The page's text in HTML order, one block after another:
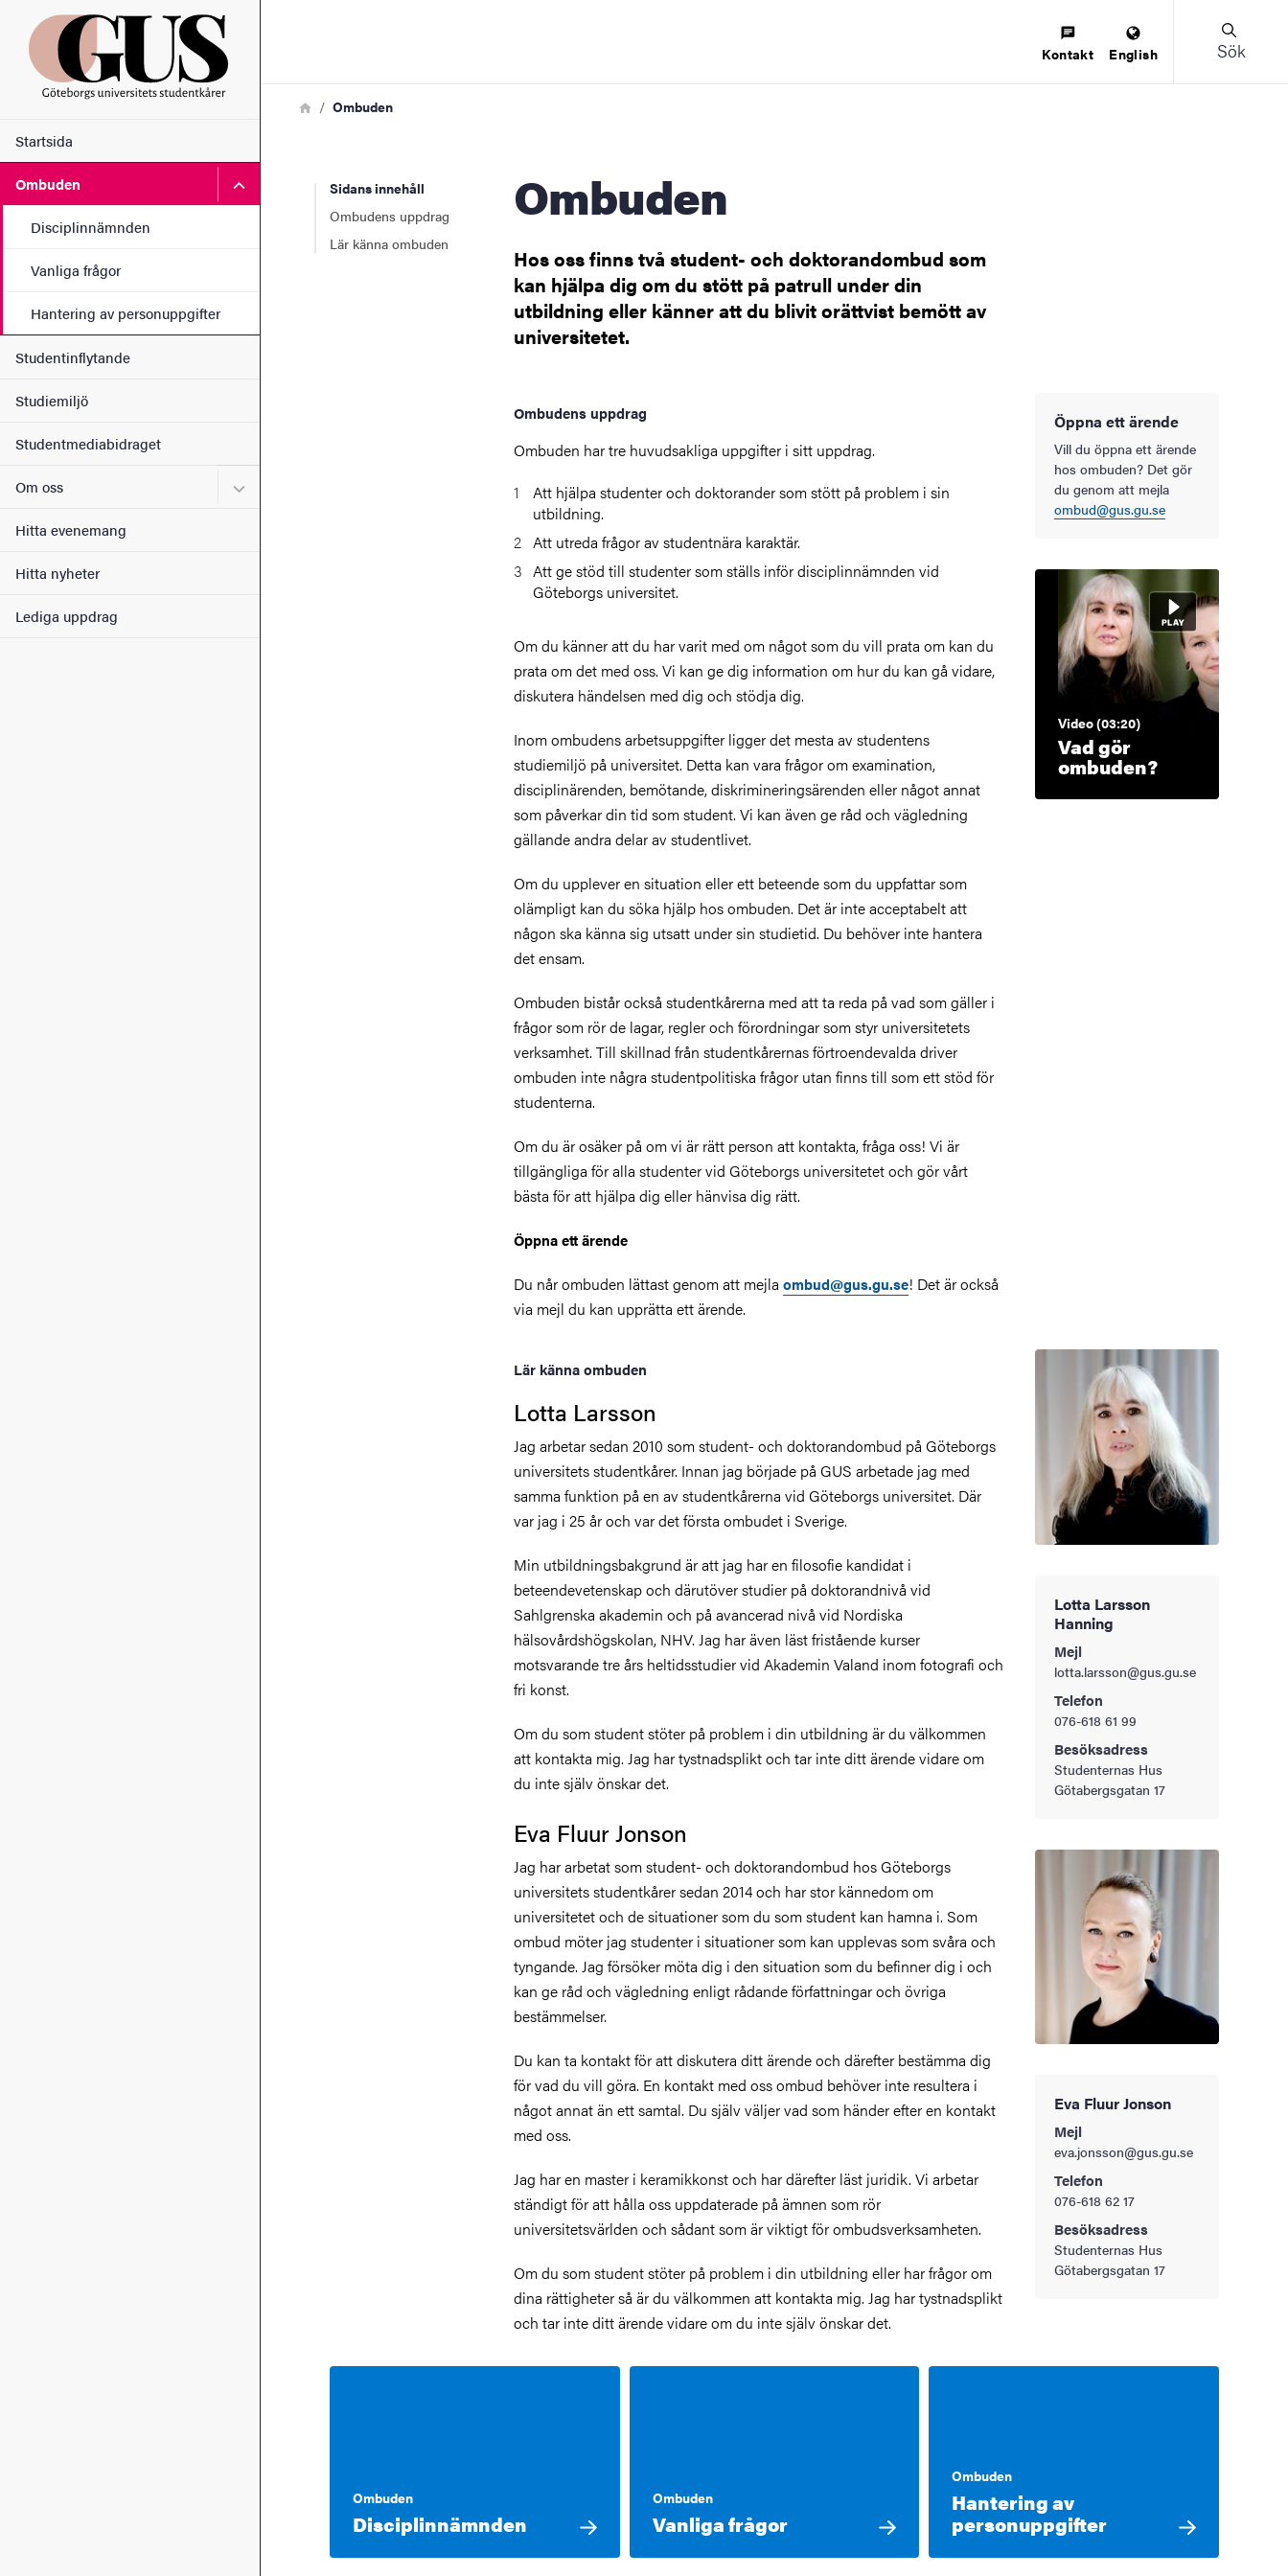
Sidfoten
Om webbplatsen
Huvudmeny
Startsida
Ombuden Undermeny för Ombuden
Disciplinnämnden
Vanliga frågor
Hantering av personuppgifter
Studentinflytande
Studiemiljö
Studentmediabidraget
Om oss Undermeny för Om oss
Hitta evenemang
Hitta nyheter
Lediga uppdrag
Kontakt English Sök
LänkstigHemOmbuden
Sidans innehåll
Ombudens uppdrag
Lär känna ombuden
Ombuden
Hos oss finns två student- och doktorandombud som
kan hjälpa dig om du stött på patrull under din
utbildning eller känner att du blivit orättvist bemött av
universitetet.
Ombudens uppdrag
Ombuden har tre huvudsakliga uppgifter i sitt uppdrag.
Att hjälpa studenter och doktorander som stött på problem i sin
utbildning.
Att utreda frågor av studentnära karaktär.
Att ge stöd till studenter som ställs inför disciplinnämnden vid
Göteborgs universitet.
Om du känner att du har varit med om något som du vill prata om kan du
prata om det med oss. Vi kan ge dig information om hur du kan gå vidare,
diskutera händelsen med dig och stödja dig.
Inom ombudens arbetsuppgifter ligger det mesta av studentens
studiemiljö på universitet. Detta kan vara frågor om examination,
disciplinärenden, bemötande, diskrimineringsärenden eller något annat
som påverkar din tid som student. Vi kan även ge råd och vägledning
gällande andra delar av studentlivet.
Om du upplever en situation eller ett beteende som du uppfattar som
olämpligt kan du söka hjälp hos ombuden. Det är inte acceptabelt att
någon ska känna sig utsatt under sin studietid. Du behöver inte hantera
det ensam.
Ombuden bistår också studentkårerna med att ta reda på vad som gäller i
frågor som rör de lagar, regler och förordningar som styr universitetets
verksamhet. Till skillnad från studentkårernas förtroendevalda driver
ombuden inte några studentpolitiska frågor utan finns till som ett stöd för
studenterna.
Om du är osäker på om vi är rätt person att kontakta, fråga oss! Vi är
tillgängliga för alla studenter vid Göteborgs universitetet och gör vårt
bästa för att hjälpa dig eller hänvisa dig rätt.
Öppna ett ärende
Du når ombuden lättast genom att mejla ombud@gus.gu.se! Det är också
via mejl du kan upprätta ett ärende.
Öppna ett ärende
Vill du öppna ett ärende
hos ombuden? Det gör
du genom att mejla
ombud@gus.gu.se
Video (03:20)
Vad gör
ombuden?
Lär känna ombuden
Lotta Larsson
Jag arbetar sedan 2010 som student- och doktorandombud på Göteborgs
universitets studentkårer. Innan jag började på GUS arbetade jag med
samma funktion på en av studentkårerna vid Göteborgs universitet. Där
var jag i 25 år och var det första ombudet i Sverige.
Min utbildningsbakgrund är att jag har en filosofie kandidat i
beteendevetenskap och därutöver studier på doktorandnivå vid
Sahlgrenska akademin och på avancerad nivå vid Nordiska
hälsovårdshögskolan, NHV. Jag har även läst fristående kurser
motsvarande tre års heltidsstudier vid Akademin Valand inom fotografi och
fri konst.
Om du som student stöter på problem i din utbildning är du välkommen
att kontakta mig. Jag har tystnadsplikt och tar inte ditt ärende vidare om
du inte själv önskar det.
Eva Fluur Jonson
Jag har arbetat som student- och doktorandombud hos Göteborgs
universitets studentkårer sedan 2014 och har stor kännedom om
universitetet och de situationer som du som student kan hamna i. Som
ombud möter jag studenter i situationer som kan upplevas som svåra och
tyngande. Jag försöker möta dig i den situation som du befinner dig i och
kan ge råd och vägledning enligt rådande författningar och övriga
bestämmelser.
Du kan ta kontakt för att diskutera ditt ärende och därefter bestämma dig
för vad du vill göra. En kontakt med oss ombud behöver inte resultera i
något annat än ett samtal. Du själv väljer vad som händer efter en kontakt
med oss.
Jag har en master i keramikkonst och har därefter läst juridik. Vi arbetar
ständigt för att hålla oss uppdaterade på ämnen som rör
universitetsvärlden och sådant som är viktigt för ombudsverksamheten.
Om du som student stöter på problem i din utbildning eller har frågor om
dina rättigheter så är du välkommen att kontakta mig. Jag har tystnadsplikt
och tar inte ditt ärende vidare om du inte själv önskar det.
Lotta Larsson
Hanning
Mejl
lotta.larsson@gus.gu.se
Telefon
076-618 61 99
Besöksadress
Studenternas Hus
Götabergsgatan 17
Eva Fluur Jonson
Mejl
eva.jonsson@gus.gu.se
Telefon
076-618 62 17
Besöksadress
Studenternas Hus
Götabergsgatan 17
Ombuden
Disciplinnämnden
Ombuden
Vanliga frågor
Ombuden
Hantering av
personuppgifter